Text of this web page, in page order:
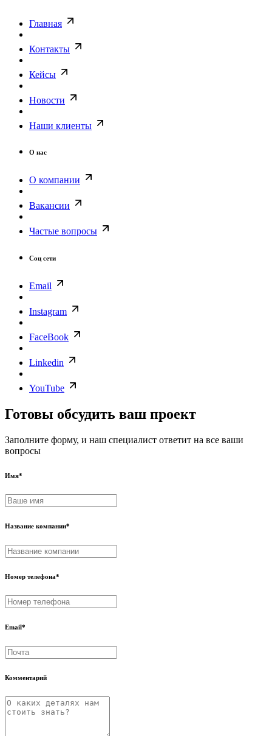
Главная
Контакты
Кейсы
Новости
Наши клиенты
О нас
О компании
Вакансии
Частые вопросы
Соц сети
Email
Instagram
FaceBook
Linkedin
YouTube
Готовы обсудить ваш проект
Заполните форму, и наш специалист ответит на все ваши
вопросы
Имя*
Название компании*
Номер телефона*
Email*
Комментарий